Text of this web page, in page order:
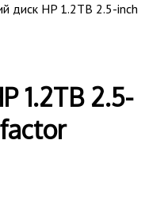
диск HP 1.2TB 2.5-inch
1.2TB 2.5-